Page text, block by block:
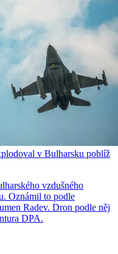
v Bulharsku poblíž
vzdušného
Oznámil to podle
Radev. Dron podle něj
DPA.